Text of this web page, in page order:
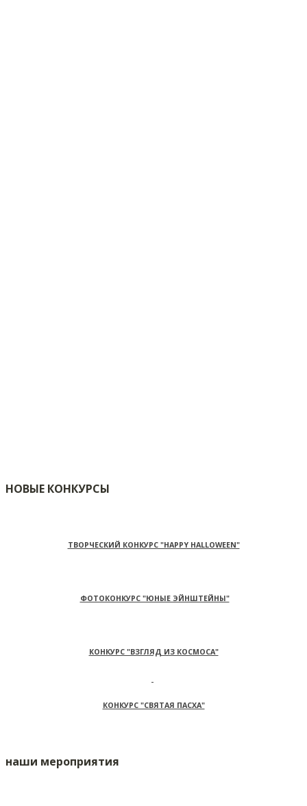
НОВЫЕ КОНКУРСЫ
ТВОРЧЕСКИЙ КОНКУРС "HAPPY HALLOWEEN"
ФОТОКОНКУРС "ЮНЫЕ ЭЙНШТЕЙНЫ"
КОНКУРС "ВЗГЛЯД ИЗ КОСМОСА"
КОНКУРС "СВЯТАЯ ПАСХА"
наши мероприятия